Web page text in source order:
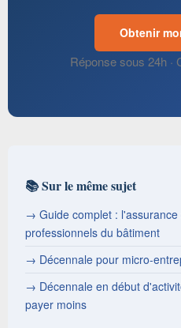
Obtenir
Réponse sous 24h ·
📚 Sur le même sujet
→ Guide complet :
professionnels du bâtiment
→ Décennale pour micro-
→ Décennale en début
payer moins